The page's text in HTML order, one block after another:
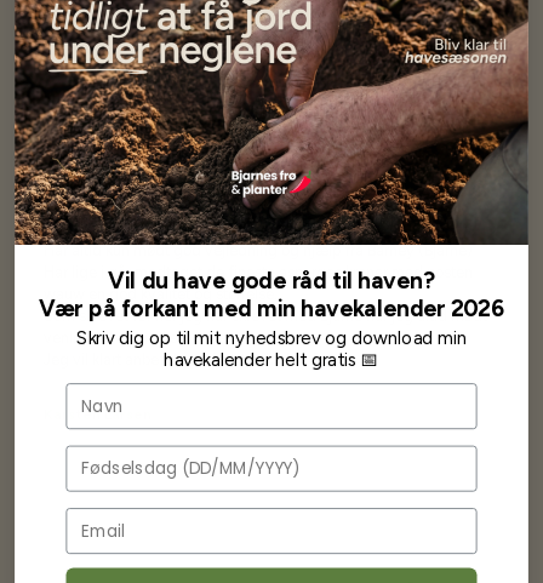
Vores kundersiger...
Har altid kun mødt god vejledning og hjælp fra Barney (Bjarne)
Har lige i går modtaget de fineste asparges kroner med posten
wauw en god kvalitet og størrelse.
Som skrevet før når jeg har skrevet med Bjarne har jeg altid mødt
venlighed og god service.
Jeg vil klart anbefale andre at købe her fra
Karsten Larsen
Vil du have gode råd til haven?
Vær på forkant med min havekalender 2026
Skriv dig op til mit nyhedsbrev og download min
havekalender helt gratis 📅
Navn
Fødselsdag